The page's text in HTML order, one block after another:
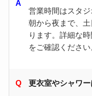
営業時間はスタ
朝から夜まで、
ります。詳細な
をご確認ください
更衣室やシャワ